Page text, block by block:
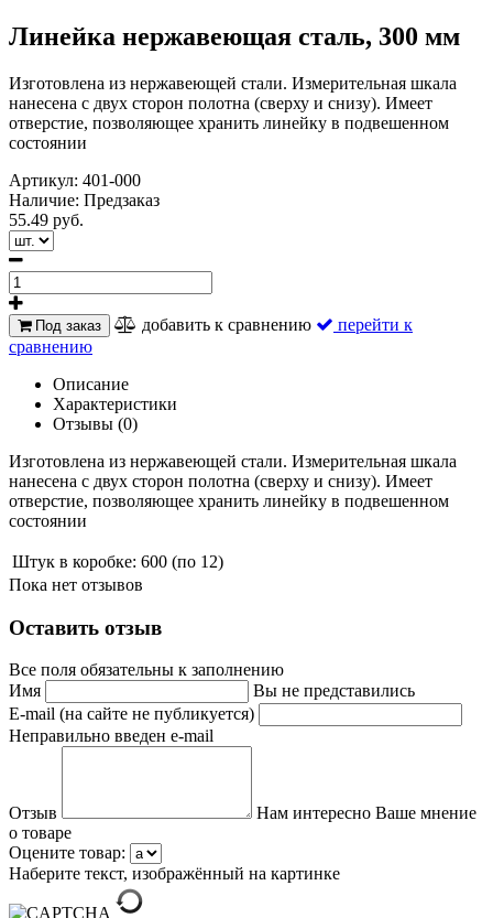
Линейка нержавеющая сталь, 300 мм
Изготовлена из нержавеющей стали. Измерительная шкала
нанесена с двух сторон полотна (сверху и снизу). Имеет
отверстие, позволяющее хранить линейку в подвешенном
состоянии
Артикул: 401-000
Наличие: Предзаказ
55.49 руб.
Под заказ добавить к сравнению
перейти к
сравнению
Описание
Характеристики
Отзывы (0)
Изготовлена из нержавеющей стали. Измерительная шкала
нанесена с двух сторон полотна (сверху и снизу). Имеет
отверстие, позволяющее хранить линейку в подвешенном
состоянии
Штук в коробке: 600 (по 12)
Пока нет отзывов
Оставить отзыв
Все поля обязательны к заполнению
Имя
Вы не представились
E-mail (на сайте не публикуется)
Неправильно введен e-mail
Отзыв
Нам интересно Ваше мнение
о товаре
Оцените товар:
Наберите текст, изображённый на картинке